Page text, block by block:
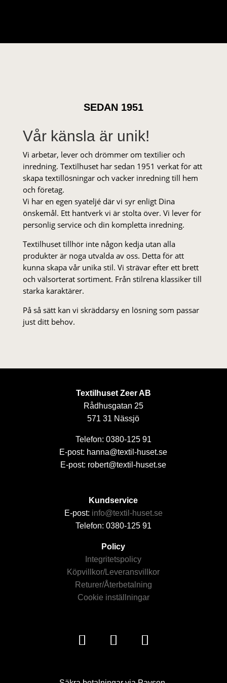
SEDAN 1951
Vår känsla är unik!
Vi arbetar, lever och drömmer om textilier och
inredning. Textilhuset har sedan 1951 verkat för att
skapa textillösningar och vacker inredning till hem
och företag.
Vi har en egen syateljé där vi syr enligt Dina
önskemål. Ett hantverk vi är stolta över. Vi lever för
personlig service och din kompletta inredning.
Textilhuset tillhör inte någon kedja utan alla
produkter är noga utvalda av oss. Detta för att
kunna skapa vår unika stil. Vi strä­var efter ett brett
och välsorterat sor­ti­ment. Från stil­rena klas­siker till
starka karaktärer.
På så sätt kan vi skräddarsy en lösning som passar
just ditt behov.
Textilhuset Zeer AB
Rådhusgatan 25
571 31 Nässjö
Telefon: 0380-125 91
E-post: hanna@textil-huset.se
E-post: robert@textil-huset.se
Kundservice
E-post: info@textil-huset.se
Telefon: 0380-125 91
Policy
Integritetspolicy
Köpvillkor/Leveransvillkor
Returer/Återbetalning
Cookie inställningar